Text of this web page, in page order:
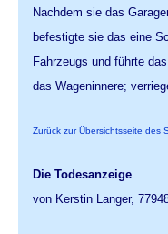
Nachdem sie das
befestigte sie das eine
Fahrzeugs und führte
das Wageninnere;
Zurück zur Übersichtsseite des
Die Todesanzeige
von Kerstin Langer,